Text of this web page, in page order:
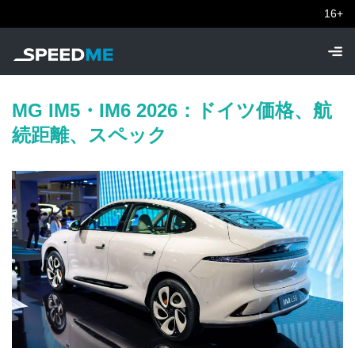
16+
MG IM5・IM6 2026：ドイツ価格、航
続距離、スペック